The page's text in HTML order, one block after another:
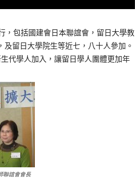
，包括國建會日本聯誼會，留日大學教
留日大學院生等近七，八十人參加。
代學人加入，讓留日學人團體更加年
聯誼會會長